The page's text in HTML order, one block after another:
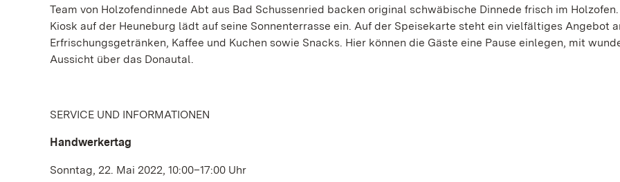
Team von Holzofendinnede Abt aus Bad Schussenried backen original schwäbische Dinnede frisch im
Kiosk auf der Heuneburg lädt auf seine Sonnenterrasse ein. Auf der Speisekarte steht ein vielfältiges Angebot
Erfrischungsgetränken, Kaffee und Kuchen sowie Snacks. Hier können die Gäste eine Pause einlegen, mit
Aussicht über das Donautal.
SERVICE UND INFORMATIONEN
Handwerkertag
Sonntag, 22. Mai 2022, 10:00–17:00 Uhr